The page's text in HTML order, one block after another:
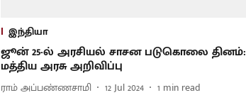
இந்தியா
ஜூன் 25-ல் அரசியல் சாசன படுகொலை தினம்:
மத்திய அரசு அறிவிப்பு
ராம் அப்பண்ணசாமி 12 Jul 2024 1 min read